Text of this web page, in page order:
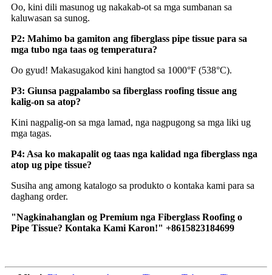
Oo, kini dili masunog ug nakakab-ot sa mga sumbanan sa
kaluwasan sa sunog.
P2: Mahimo ba gamiton ang fiberglass pipe tissue para sa
mga tubo nga taas og temperatura?
Oo gyud! Makasugakod kini hangtod sa 1000°F (538°C).
P3: Giunsa pagpalambo sa fiberglass roofing tissue ang
kalig-on sa atop?
Kini nagpalig-on sa mga lamad, nga nagpugong sa mga liki ug
mga tagas.
P4: Asa ko makapalit og taas nga kalidad nga fiberglass nga
atop ug pipe tissue?
Susiha ang among katalogo sa produkto o kontaka kami para sa
daghang order.
"Nagkinahanglan og Premium nga Fiberglass Roofing o
Pipe Tissue? Kontaka Kami Karon!" +8615823184699